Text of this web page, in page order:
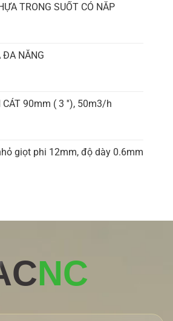
TRONG SUỐT CÓ NẮP
ĐA NĂNG
CÁT 90mm ( 3 ''), 50m3/h
giọt phi 12mm, độ dày 0.6mm
NC